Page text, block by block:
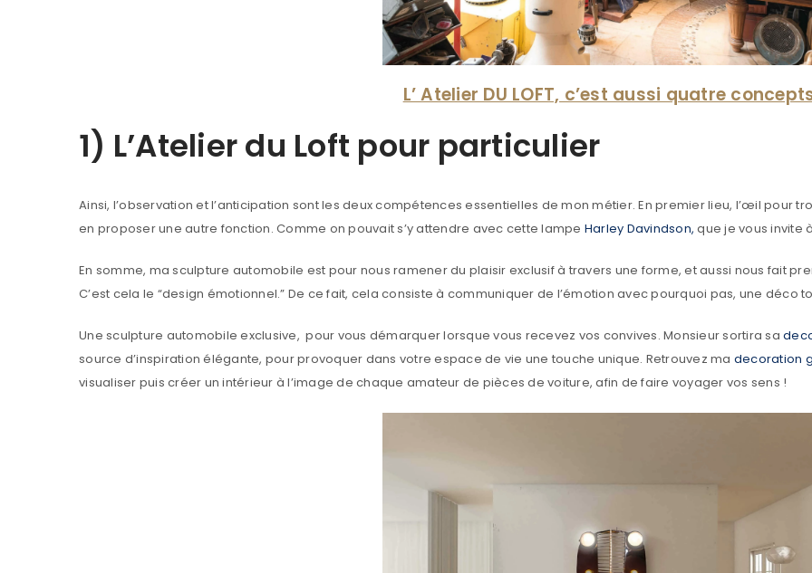
L’ Atelier DU LOFT, c’est aussi quatre
1) L’Atelier du Loft pour particulier
Ainsi, l’observation et l’anticipation sont les deux compétences essentielles de mon métier. En premier lieu, l’œil pour
en proposer une autre fonction. Comme on pouvait s’y attendre avec cette lampe Harley Davindson, que je vous invite
En somme, ma sculpture automobile est pour nous ramener du plaisir exclusif à travers une forme, et aussi nous fait
C’est cela le “design émotionnel.” De ce fait, cela consiste à communiquer de l’émotion avec pourquoi pas, une déco
Une sculpture automobile exclusive, pour vous démarquer lorsque vous recevez vos convives. Monsieur sortira sa
source d’inspiration élégante, pour provoquer dans votre espace de vie une touche unique. Retrouvez ma decoration
visualiser puis créer un intérieur à l’image de chaque amateur de pièces de voiture, afin de faire voyager vos sens !